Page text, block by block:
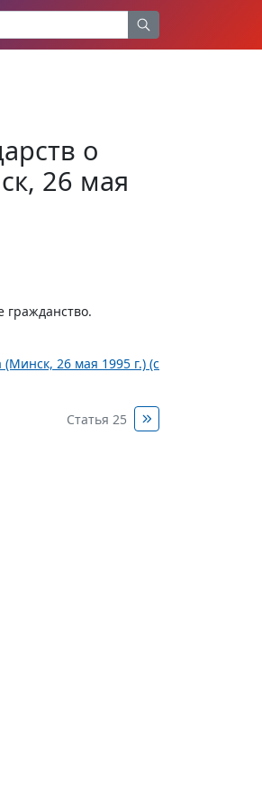
о
26 мая
гражданство.
26 мая 1995 г.) (с
Статья 25